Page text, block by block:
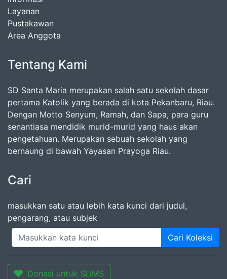
Layanan
Pustakawan
Area Anggota
Tentang Kami
SD Santa Maria merupakan salah satu sekolah dasar
pertama Katolik yang berada di kota Pekanbaru, Riau.
Dengan Motto Senyum, Ramah, dan Sapa, para guru
senantiasa mendidik murid-murid yang haus akan
pengetahuan. Merupakan sebuah sekolah yang
bernaung di bawah Yayasan Prayoga Riau.
Cari
masukkan satu atau lebih kata kunci dari judul,
pengarang, atau subjek
Cari Koleksi
Donasi untuk SLiMS